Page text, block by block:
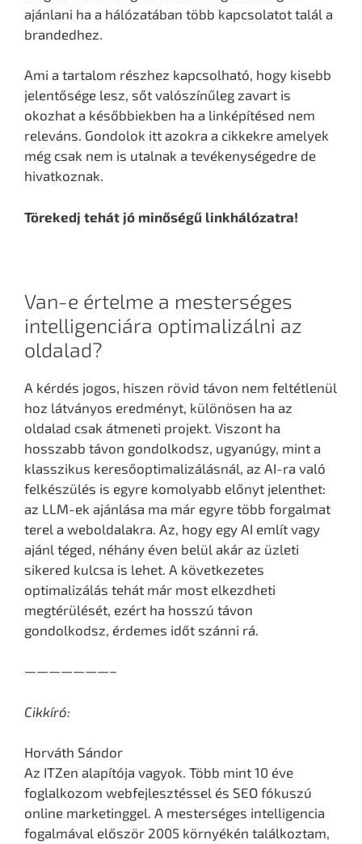
ajánlani ha a hálózatában több kapcsolatot talál a
brandedhez.
Ami a tartalom részhez kapcsolható, hogy kisebb
jelentősége lesz, sőt valószínűleg zavart is
okozhat a későbbiekben ha a linképítésed nem
releváns. Gondolok itt azokra a cikkekre amelyek
még csak nem is utalnak a tevékenységedre de
hivatkoznak.
Törekedj tehát jó minőségű linkhálózatra!
Van-e értelme a mesterséges
intelligenciára optimalizálni az
oldalad?
A kérdés jogos, hiszen rövid távon nem feltétlenül
hoz látványos eredményt, különösen ha az
oldalad csak átmeneti projekt. Viszont ha
hosszabb távon gondolkodsz, ugyanúgy, mint a
klasszikus keresőoptimalizálásnál, az AI-ra való
felkészülés is egyre komolyabb előnyt jelenthet:
az LLM-ek ajánlása ma már egyre több forgalmat
terel a weboldalakra. Az, hogy egy AI említ vagy
ajánl téged, néhány éven belül akár az üzleti
sikered kulcsa is lehet. A következetes
optimalizálás tehát már most elkezdheti
megtérülését, ezért ha hosszú távon
gondolkodsz, érdemes időt szánni rá.
———————–
Cikkíró:
Horváth Sándor
Az ITZen alapítója vagyok. Több mint 10 éve
foglalkozom webfejlesztéssel és SEO fókuszú
online marketinggel. A mesterséges intelligencia
fogalmával először 2005 környékén találkoztam,